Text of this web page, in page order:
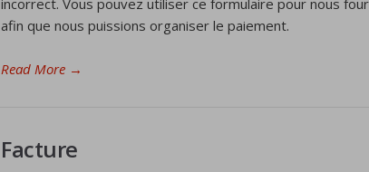
incorrect. Vous pouvez utiliser ce formulaire pour nous
afin que nous puissions organiser le paiement.
Read More →
Facture